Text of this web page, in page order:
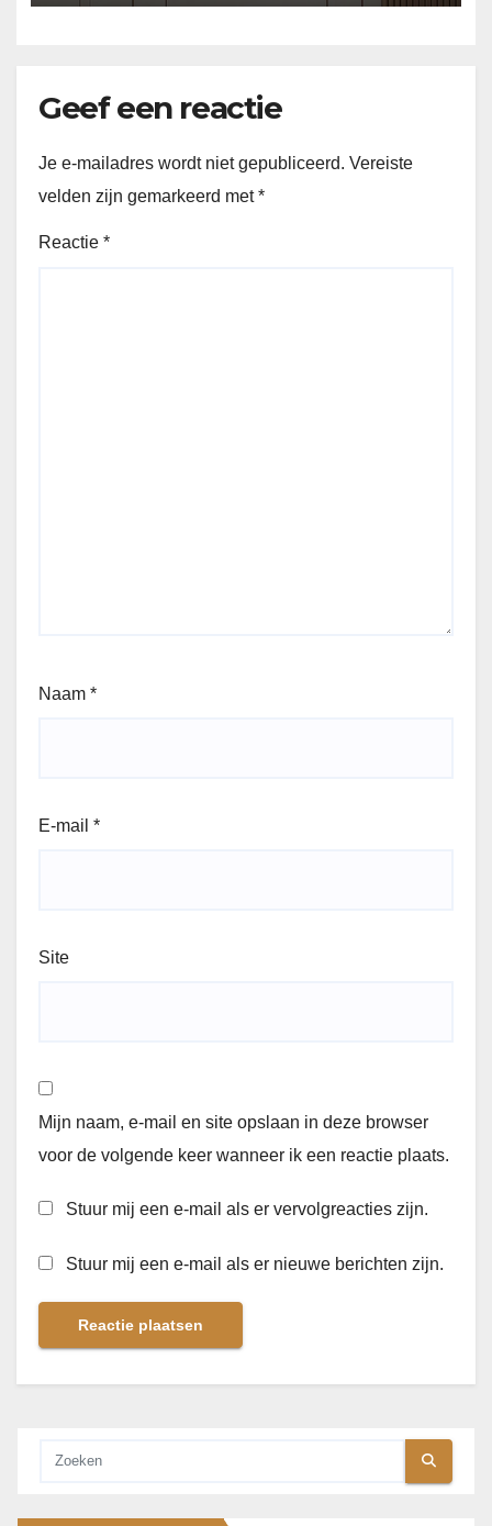
Geef een reactie
Je e-mailadres wordt niet gepubliceerd. Vereiste
velden zijn gemarkeerd met*
Reactie *
Naam *
E-mail *
Site
Mijn naam, e-mail en site opslaan in deze browser
voor de volgende keer wanneer ik een reactie plaats.
Stuur mij een e-mail als er vervolgreacties zijn.
Stuur mij een e-mail als er nieuwe berichten zijn.